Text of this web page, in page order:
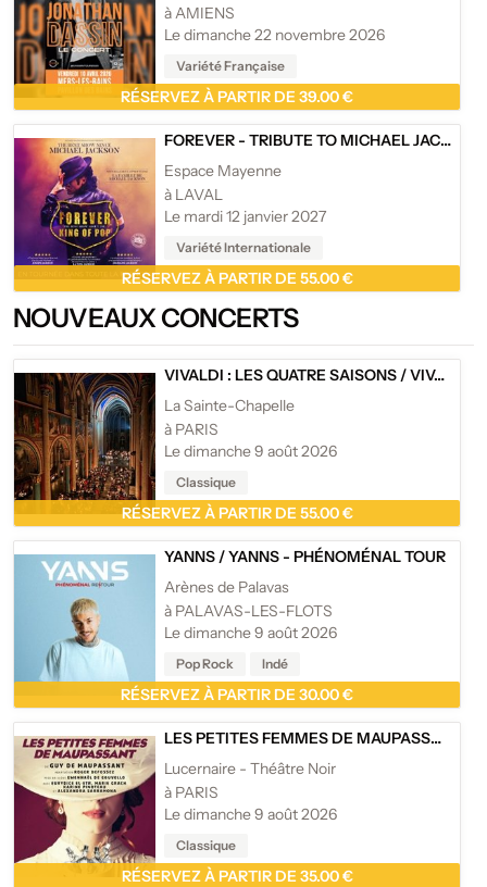
à AMIENS
Le dimanche 22 novembre 2026
Variété Française
RÉSERVEZ À PARTIR DE 39.00 €
FOREVER - TRIBUTE TO MICHAEL JACKSON
Espace Mayenne
à LAVAL
Le mardi 12 janvier 2027
Variété Internationale
RÉSERVEZ À PARTIR DE 55.00 €
NOUVEAUX CONCERTS
VIVALDI : LES QUATRE SAISONS /VIVALDI : LES QUATRE SAISONS
La Sainte-Chapelle
à PARIS
Le dimanche 9 août 2026
Classique
RÉSERVEZ À PARTIR DE 55.00 €
YANNS /YANNS - PHÉNOMÉNAL TOUR
Arènes de Palavas
à PALAVAS-LES-FLOTS
Le dimanche 9 août 2026
Pop Rock Indé
RÉSERVEZ À PARTIR DE 30.00 €
LES PETITES FEMMES DE MAUPASSANT
Lucernaire - Théâtre Noir
à PARIS
Le dimanche 9 août 2026
Classique
RÉSERVEZ À PARTIR DE 35.00 €